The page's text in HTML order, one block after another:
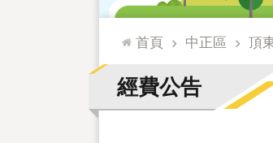
::: 首頁 中正區 頂
經費公告